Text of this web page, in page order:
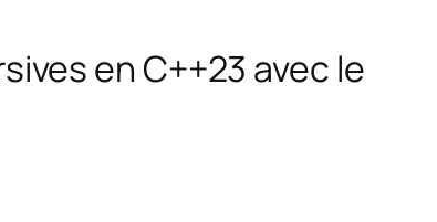
en C++23 avec le